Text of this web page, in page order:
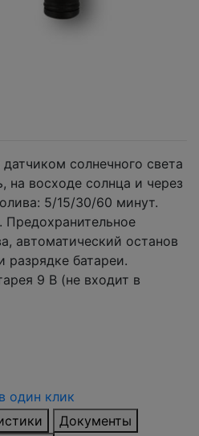
солнечного света
на восходе солнца и через
5/15/30/60 минут.
автоматический останов
разрядке батареи.
9 В (не входит в
один клик
Документы